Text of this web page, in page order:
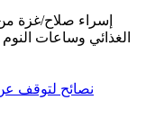
إسراء صلاح/غزة
الغذائي وساعات